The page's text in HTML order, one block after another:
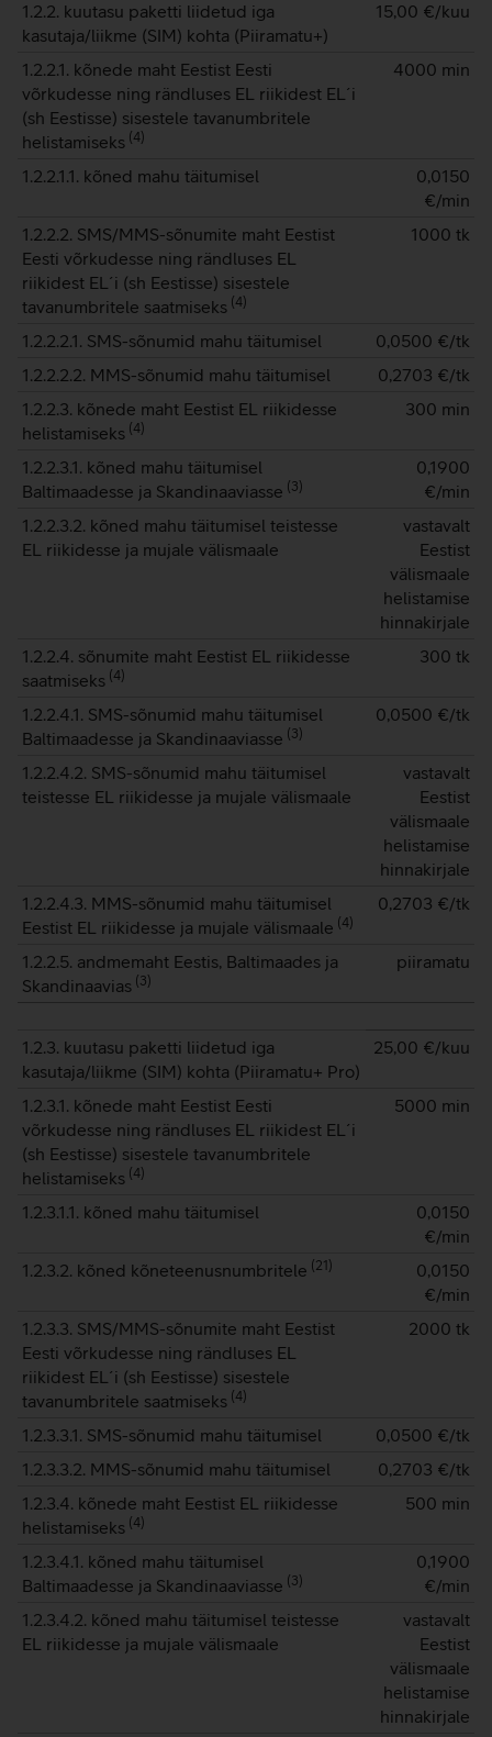
1.2.2. kuutasu paketti liidetud iga
kasutaja/liikme (SIM) kohta (Piiramatu+)
15,00 €/kuu
1.2.2.1. kõnede maht Eestist Eesti
võrkudesse ning rändluses EL riikidest EL´i
(sh Eestisse) sisestele tavanumbritele
helistamiseks (4)
4000 min
1.2.2.1.1. kõned mahu täitumisel
0,0150
€/min
1.2.2.2. SMS/MMS-sõnumite maht Eestist
Eesti võrkudesse ning rändluses EL
riikidest EL´i (sh Eestisse) sisestele
tavanumbritele saatmiseks (4)
1000 tk
1.2.2.2.1. SMS-sõnumid mahu täitumisel 0,0500 €/tk
1.2.2.2.2. MMS-sõnumid mahu täitumisel
0,2703 €/tk
1.2.2.3. kõnede maht Eestist EL riikidesse
helistamiseks (4)
300 min
1.2.2.3.1. kõned mahu täitumisel
Baltimaadesse ja Skandinaaviasse (3)
0,1900
€/min
1.2.2.3.2. kõned mahu täitumisel teistesse
EL riikidesse ja mujale välismaale
vastavalt
Eestist
välismaale
helistamise
hinnakirjale
1.2.2.4. sõnumite maht Eestist EL riikidesse
saatmiseks (4)
300 tk
1.2.2.4.1. SMS-sõnumid mahu täitumisel
Baltimaadesse ja Skandinaaviasse (3)
0,0500 €/tk
1.2.2.4.2. SMS-sõnumid mahu täitumisel
teistesse EL riikidesse ja mujale välismaale
vastavalt
Eestist
välismaale
helistamise
hinnakirjale
1.2.2.4.3. MMS-sõnumid mahu täitumisel
Eestist EL riikidesse ja mujale välismaale (4)
0,2703 €/tk
1.2.2.5. andmemaht Eestis, Baltimaades ja
Skandinaavias (3)
piiramatu
1.2.3. kuutasu paketti liidetud iga
kasutaja/liikme (SIM) kohta (Piiramatu+ Pro)
25,00 €/kuu
1.2.3.1. kõnede maht Eestist Eesti
võrkudesse ning rändluses EL riikidest EL´i
(sh Eestisse) sisestele tavanumbritele
helistamiseks (4)
5000 min
1.2.3.1.1. kõned mahu täitumisel
0,0150
€/min
1.2.3.2. kõned kõneteenusnumbritele (21 )
0,0150
€/min
1.2.3.3. SMS/MMS-sõnumite maht Eestist
Eesti võrkudesse ning rändluses EL
riikidest EL´i (sh Eestisse) sisestele
tavanumbritele saatmiseks (4)
2000 tk
1.2.3.3.1. SMS-sõnumid mahu täitumisel 0,0500 €/tk
1.2.3.3.2. MMS-sõnumid mahu täitumisel
0,2703 €/tk
1.2.3.4. kõnede maht Eestist EL riikidesse
helistamiseks (4)
500 min
1.2.3.4.1. kõned mahu täitumisel
Baltimaadesse ja Skandinaaviasse (3)
0,1900
€/min
1.2.3.4.2. kõned mahu täitumisel teistesse
EL riikidesse ja mujale välismaale
vastavalt
Eestist
välismaale
helistamise
hinnakirjale